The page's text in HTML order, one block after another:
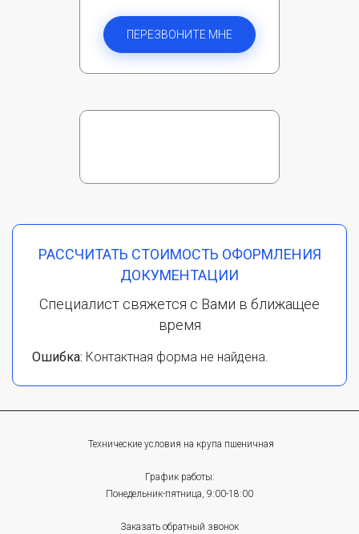
ПЕРЕЗВОНИТЕ МНЕ
РАССЧИТАТЬ СТОИМОСТЬ ОФОРМЛЕНИЯ
ДОКУМЕНТАЦИИ
Специалист свяжется с Вами в ближащее
время
Ошибка: Контактная форма не найдена.
Технические условия на крупа пшеничная
График работы:
Понедельник-пятница, 9:00-18:00
Заказать обратный звонок